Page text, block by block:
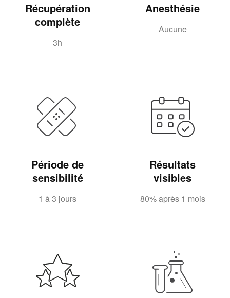
Récupération
complète
3h
Anesthésie
Aucune
Période de
sensibilité
1 à 3 jours
Résultats
visibles
80% après 1 mois